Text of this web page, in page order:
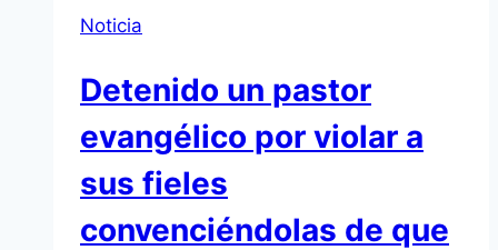
Noticia
Detenido un pastor
evangélico por violar a
sus fieles
convenciéndolas de que